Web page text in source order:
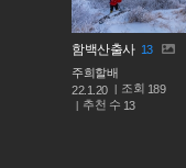
함백산출사 13
주희할배
22.1.20
조회 189
추천 수 13